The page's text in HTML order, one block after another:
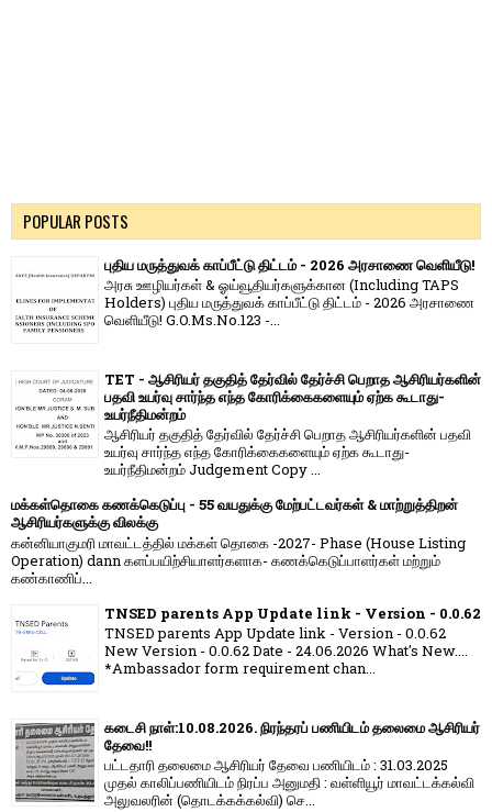
POPULAR POSTS
புதிய மருத்துவக் காப்பீட்டு திட்டம் - 2026 அரசாணை வெளியீடு!
அரசு ஊழியர்கள் & ஓய்வூதியர்களுக்கான (Including TAPS
Holders) புதிய மருத்துவக் காப்பீட்டு திட்டம் - 2026 அரசாணை
வெளியீடு! G.O.Ms.No.123 -...
TET - ஆசிரியர் தகுதித் தேர்வில் தேர்ச்சி பெறாத ஆசிரியர்களின்
பதவி உயர்வு சார்ந்த எந்த கோரிக்கைகளையும் ஏற்க கூடாது-
உயர்நீதிமன்றம்
ஆசிரியர் தகுதித் தேர்வில் தேர்ச்சி பெறாத ஆசிரியர்களின் பதவி
உயர்வு சார்ந்த எந்த கோரிக்கைகளையும் ஏற்க கூடாது-
உயர்நீதிமன்றம் Judgement Copy ...
மக்கள்தொகை கணக்கெடுப்பு - 55 வயதுக்கு மேற்பட்டவர்கள் & மாற்றுத்திறன்
ஆசிரியர்களுக்கு விலக்கு
கன்னியாகுமரி மாவட்டத்தில் மக்கள் தொகை -2027- Phase (House Listing
Operation) dann களப்பயிற்சியாளர்களாக- கணக்கெடுப்பாளர்கள் மற்றும்
கண்காணிப்...
TNSED parents App Update link - Version - 0.0.62
TNSED parents App Update link - Version - 0.0.62
New Version - 0.0.62 Date - 24.06.2026 What's New....
*Ambassador form requirement chan...
கடைசி நாள்:10.08.2026. நிரந்தரப் பணியிடம் தலைமை ஆசிரியர்
தேவை!!
பட்டதாரி தலைமை ஆசிரியர் தேவை பணியிடம் : 31.03.2025
முதல் காலிப்பணியிடம் நிரப்ப அனுமதி : வள்ளியூர் மாவட்டக்கல்வி
அலுவலரின் (தொடக்கக்கல்வி) செ...